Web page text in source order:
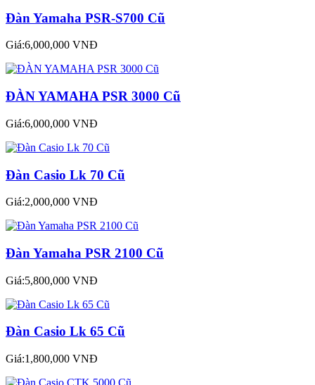
Đàn Yamaha PSR-S700 Cũ
Giá:6,000,000 VNĐ
ĐÀN YAMAHA PSR 3000 Cũ
Giá:6,000,000 VNĐ
Đàn Casio Lk 70 Cũ
Giá:2,000,000 VNĐ
Đàn Yamaha PSR 2100 Cũ
Giá:5,800,000 VNĐ
Đàn Casio Lk 65 Cũ
Giá:1,800,000 VNĐ